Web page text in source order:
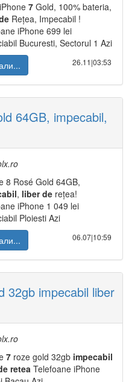
7 Gold, 100% bateria,
Rețea, Impecabil !
iPhone 699 lei
Bucuresti, Sectorul 1 Azi
26.11|03:53
64GB, impecabil,
8 Rosé Gold 64GB,
, liber de rețea!
iPhone 1 049 lei
Ploiesti Azi
06.07|10:59
32gb impecabil liber
7 roze gold 32gb impecabil
retea Telefoane iPhone